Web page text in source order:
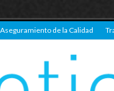
Aseguramiento de la Calidad